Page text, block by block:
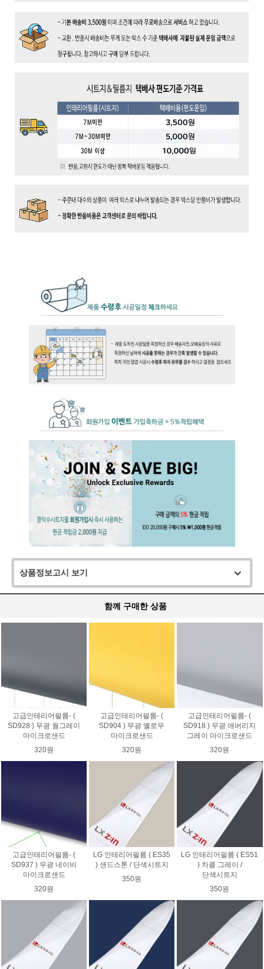
상품정보고시 보기
함께 구매한 상품
고급인테리어필름- (
SD928 ) 무광 웜그레이
마이크로샌드
320원
고급인테리어필름- (
SD904 ) 무광 옐로우
마이크로샌드
320원
고급인테리어필름- (
SD918 ) 무광 애버리지
그레이 마이크로샌드
320원
고급인테리어필름- (
SD937 ) 무광 네이비
마이크로샌드
320원
LG 인테리어필름 ( ES35
) 샌드스톤 / 단색시트지
350원
LG 인테리어필름 ( ES51
) 차콜 그레이 /
단색시트지
350원